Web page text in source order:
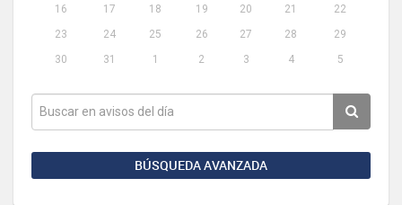
16
17 18 19 20 21
22
23
24 25 26 27 28
29
30
31 1 2 3 4 5
BÚSQUEDA AVANZADA